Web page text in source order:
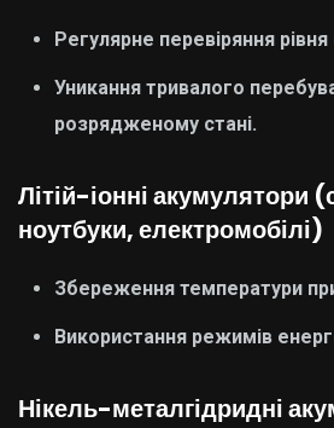
Регулярне перевіряння
Уникання тривалого
розрядженому стані.
Літій-іонні акумулятори
ноутбуки, електромобілі)
Збереження температури
Використання режимів
Нікель-металгідридні